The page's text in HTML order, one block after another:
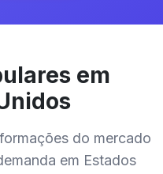
em
do mercado
em Estados